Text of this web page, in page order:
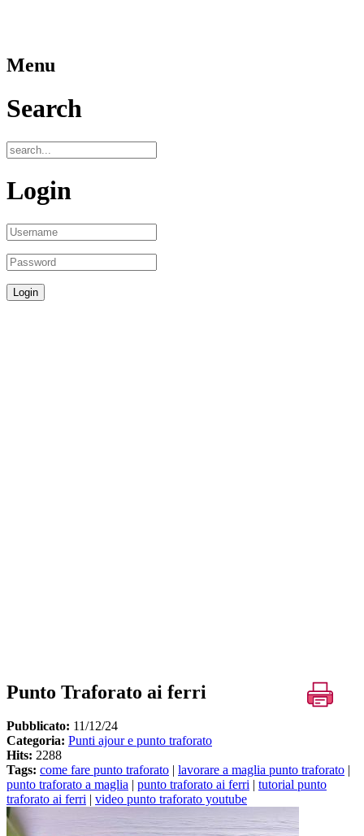
Menu
Search
Login
Punto Traforato ai ferri
Pubblicato: 11/12/24
Categoria: Punti ajour e punto traforato
Hits: 2288
Tags: come fare punto traforato lavorare a maglia punto traforato
punto traforato a maglia
punto traforato ai ferri
tutorial punto
traforato ai ferri
video punto traforato youtube